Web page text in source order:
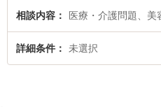
相談内容 医療・介護問題、美
詳細条件 未選択